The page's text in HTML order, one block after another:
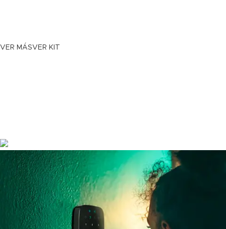
VER MÁSVER KIT
Switch POE al mejor precio
Los mejores accesorios
para CCTV IP